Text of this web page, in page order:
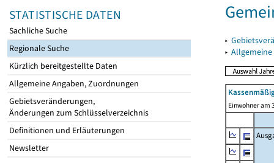
STATISTISCHE DATEN
Sachliche Suche
Regionale Suche
Kürzlich bereitgestellte Daten
Allgemeine Angaben, Zuordnungen
Gebietsveränderungen,
Änderungen zum Schlüsselverzeichnis
Definitionen und Erläuterungen
Newsletter
▸
▸
Einwohner am